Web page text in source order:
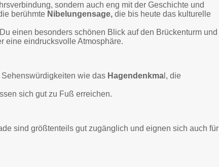
sondern auch eng mit der Geschichte und
berühmte Nibelungensage, die bis heute das kulturelle
einen besonders schönen Blick auf den Brückenturm und
eine eindrucksvolle Atmosphäre.
wie das Hagendenkma l, die
sich gut zu Fuß erreichen.
sind größtenteils gut zugänglich und eignen sich auch für